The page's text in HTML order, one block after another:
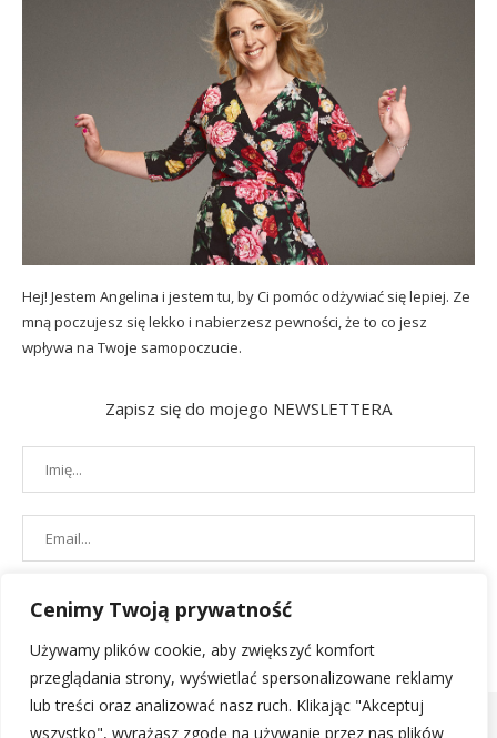
Cenimy Twoją prywatność
Używamy plików cookie, aby zwiększyć komfort
przeglądania strony, wyświetlać spersonalizowane reklamy
lub treści oraz analizować nasz ruch. Klikając "Akceptuj
wszystko", wyrażasz zgodę na używanie przez nas plików
Hej! Jestem Angelina i jestem tu, by Ci pomóc odżywiać się lepiej. Ze
mną poczujesz się lekko i nabierzesz pewności, że to co jesz
wpływa na Twoje samopoczucie.
Zapisz się do mojego NEWSLETTERA